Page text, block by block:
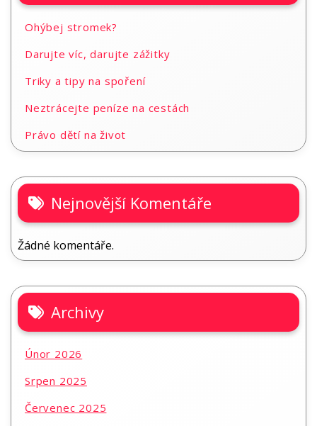
Ohýbej stromek?
Darujte víc, darujte zážitky
Triky a tipy na spoření
Neztrácejte peníze na cestách
Právo dětí na život
Nejnovější Komentáře
Žádné komentáře.
Archivy
Únor 2026
Srpen 2025
Červenec 2025